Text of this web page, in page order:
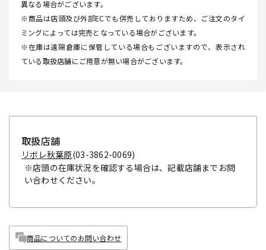
異なる場合がございます。
※商品は店頭及び外部ECでも併売しておりますため、ご注文のタイ
ミングによっては完売となっている場合がございます。
※在庫は遠隔倉庫に保管している場合もございますので、表示され
ている取扱店舗にご用意が無い場合がございます。
取扱店舗
リボレ秋葉原(03-3862-0069)
※店頭の在庫状況を確認する場合は、記載店舗までお問
い合わせください。
商品についてのお問い合わせ